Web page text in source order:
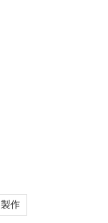
製作